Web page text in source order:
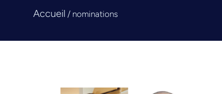
Accueil / nominations